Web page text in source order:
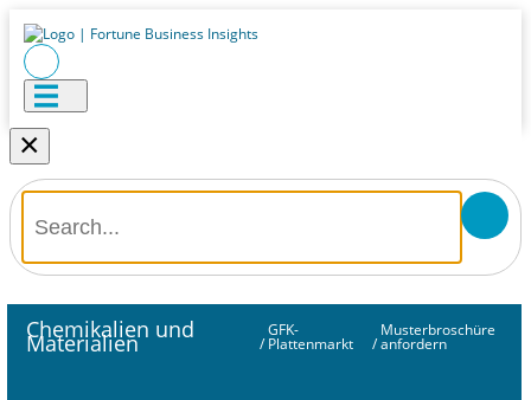
×
Chemikalien und
Materialien /
GFK-
Plattenmarkt /
Musterbroschüre
anfordern